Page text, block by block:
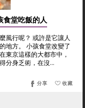
食堂吃飯的人
風行呢？ 或許是它讓人
地方。 小孩食堂改變了
東京這樣的大都市中，
分身乏術，在沒...
收藏
分享